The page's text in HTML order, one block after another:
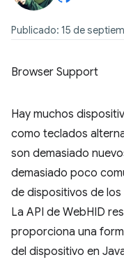
Publicado: 15 de
Browser Support
Hay muchos
como teclados
son demasiado
demasiado poco
de dispositivos de
La API de WebHID
proporciona una
del dispositivo en